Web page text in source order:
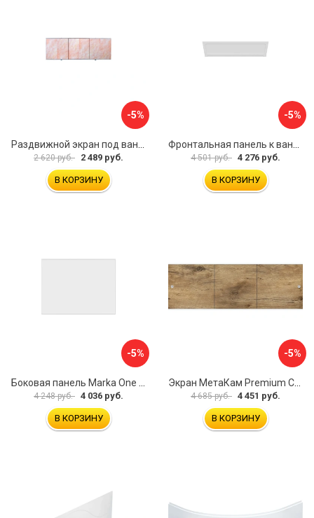
-5%
2 620 руб. 2 489 руб.
В КОРЗИНУ
-5%
4 501 руб. 4 276 руб.
В КОРЗИНУ
-5%
Боковая панель Marka One Flat 80 MG L 02бфл80мгл
4 248 руб. 4 036 руб.
В КОРЗИНУ
-5%
Экран МетаКам Premium Collection 4650208860133
4 685 руб. 4 451 руб.
В КОРЗИНУ